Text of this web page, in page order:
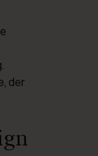
der